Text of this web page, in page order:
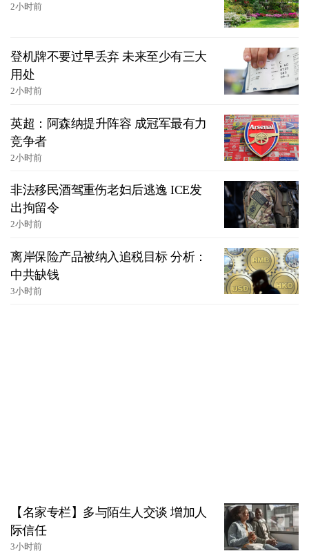
2小时前
登机牌不要过早丢弃 未来至少有三大
用处
2小时前
英超：阿森纳提升阵容 成冠军最有力
竞争者
2小时前
非法移民酒驾重伤老妇后逃逸 ICE发
出拘留令
2小时前
离岸保险产品被纳入追税目标 分析：
中共缺钱
3小时前
【名家专栏】多与陌生人交谈 增加人
际信任
3小时前